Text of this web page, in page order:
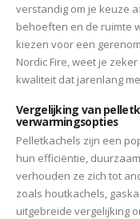
verstandig om je keuze
behoeften en de ruimte
kiezen voor een
Nordic Fire, weet je
kwaliteit dat jarenlang
Vergelijking van
verwarmingsopties
Pelletkachels zijn een
hun efficiëntie,
verhouden ze zich tot
zoals houtkachels,
uitgebreide vergelijking